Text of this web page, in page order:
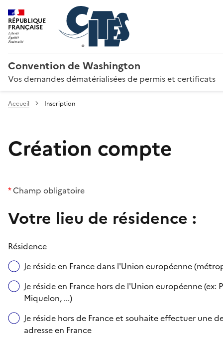
RÉPUBLIQUE
FRANÇAISE
Convention de Washington
Vos demandes dématérialisées de permis et certificats
Accueil Inscription
Création compte
*Champ obligatoire
Votre lieu de résidence :
Résidence
Je réside en France dans l'Union européenne
Je réside en France hors de l'Union européenne
Miquelon, ...)
Je réside hors de France et souhaite effectuer une
adresse en France